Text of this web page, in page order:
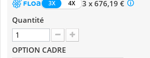
3X 4X
3 x 676,19 €
Quantité
OPTION CADRE